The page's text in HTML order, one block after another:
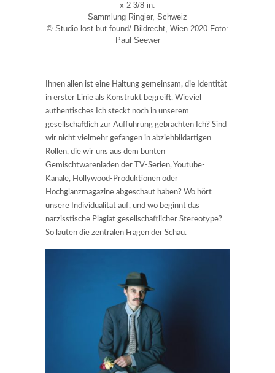
x 2 3/8 in.
Sammlung Ringier, Schweiz
© Studio lost but found/ Bildrecht, Wien 2020 Foto:
Paul Seewer
Ihnen allen ist eine Haltung gemeinsam, die Identität
in erster Linie als Konstrukt begreift. Wieviel
authentisches Ich steckt noch in unserem
gesellschaftlich zur Aufführung gebrachten Ich? Sind
wir nicht vielmehr gefangen in abziehbildartigen
Rollen, die wir uns aus dem bunten
Gemischtwarenladen der TV-Serien, Youtube-
Kanäle, Hollywood-Produktionen oder
Hochglanzmagazine abgeschaut haben? Wo hört
unsere Individualität auf, und wo beginnt das
narzisstische Plagiat gesellschaftlicher Stereotype?
So lauten die zentralen Fragen der Schau.